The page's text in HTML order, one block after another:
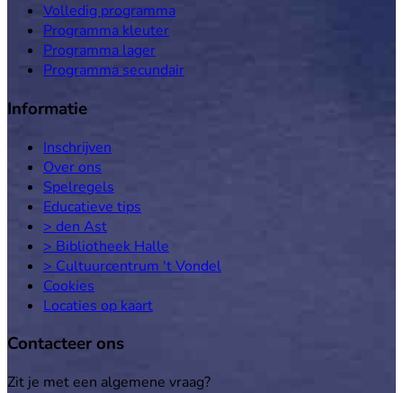
Volledig programma
Programma kleuter
Programma lager
Programma secundair
Informatie
Inschrijven
Over ons
Spelregels
Educatieve tips
> den Ast
> Bibliotheek Halle
> Cultuurcentrum 't Vondel
Cookies
Locaties op kaart
Contacteer ons
Zit je met een algemene vraag?